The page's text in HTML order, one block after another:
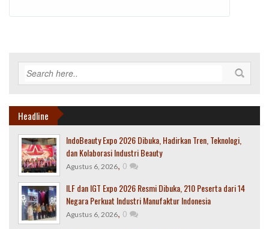
Headline
IndoBeauty Expo 2026 Dibuka, Hadirkan Tren, Teknologi,
dan Kolaborasi Industri Beauty
Agustus 6, 2026, 0
ILF dan IGT Expo 2026 Resmi Dibuka, 210 Peserta dari 14
Negara Perkuat Industri Manufaktur Indonesia
Agustus 6, 2026, 0